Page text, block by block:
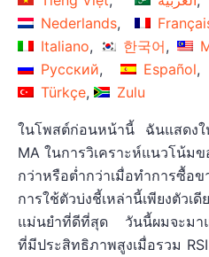
Nederlands
Italiano
한국어
Русский
Español
Türkçe
Zulu
ในโพสต์ก่อนหน้านี้ ฉันแสดง
MA ในการวิเคราะห์แนวโน้ม
กว่าหรือต่ำกว่าเมื่อทำการซื้อ
การใช้ตัวบ่งชี้เหล่านี้เพียงตัวเ
แม่นยำที่ดีที่สุด วันนี้ผมจะมาแ
ที่มีประสิทธิภาพสูงเมื่อรวม